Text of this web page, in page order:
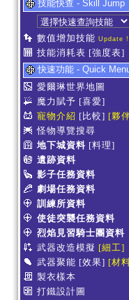
技能快查 - Skill Jump
數值增加技能 Update !
技能消耗表 [強度表]
快速功能 - Quick
愛爾琳世界地圖
魔力賦予 [喜愛]
寵物介紹 [比較] [夥
怪物導覽搜尋
地下城資料 [料理]
遺跡資料
影子任務資料
劇場任務資料
訓練所資料
使徒突襲任務資料
烈焰見習騎士團資料
武器改造模擬 [細工]
武器聚能 [效果] [材
製衣樣本
打鐵設計圖